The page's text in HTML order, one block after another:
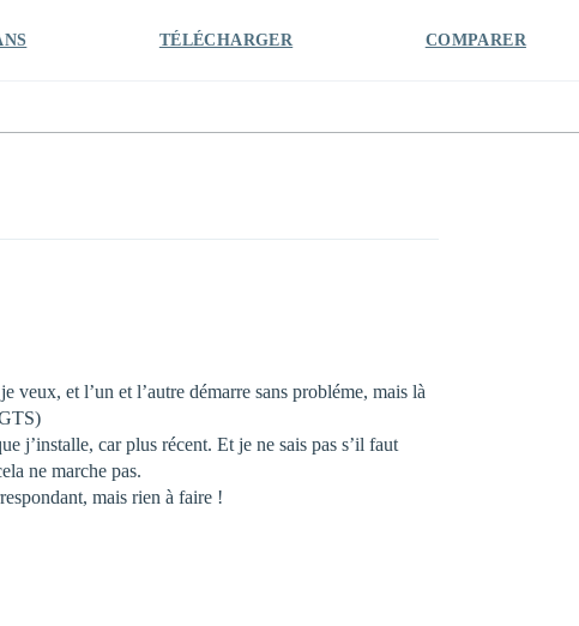
TÉLÉCHARGER COMPARER
et l’un et l’autre démarre sans probléme, mais là
j’installe, car plus récent. Et je ne sais pas s’il faut
ne marche pas.
mais rien à faire !